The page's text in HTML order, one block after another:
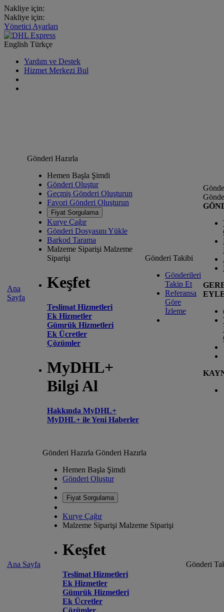
Nakliye için:
Nakliye için:
Yönetici Ayarları
English Türkçe
Yardım ve Destek
Hizmet Merkezi Bul
Ana
Sayfa
Gönderi Hazırla
Hemen Başla Şimdi
Gönderi Oluştur
Geçmiş Gönderi Oluşturun
Favori Gönderi Oluşturun
Fiyat Sorgulama
Kurye Çağır
Gönderi Dosyasını Yükle
Barkod Tarama
Malzeme Siparişi Malzeme
Siparişi
Keşfet
Teslimat Hizmetleri
Ek Hizmetler
Gümrük Hizmetleri
Ek Ücretler
Çözümler
MyDHL+
Bilgi Al
Hakkında MyDHL+
MyDHL+ ile Yeni Haberler
Gönderi Takibi
Gönderileri
Takip Et
Referansa
Göre
İzleme
Ana Sayfa
Gönderi Hazırla Gönderi Hazırla
Hemen Başla Şimdi
Gönderi Oluştur
Fiyat Sorgulama
Kurye Çağır
Malzeme Siparişi Malzeme Siparişi
Keşfet
Teslimat Hizmetleri
Ek Hizmetler
Gümrük Hizmetleri
Ek Ücretler
Çözümler
Gönderi